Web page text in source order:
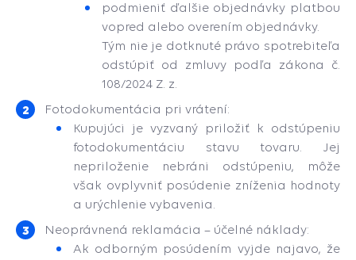
podmieniť ďalšie objednávky platbou
vopred alebo overením objednávky.
Tým nie je dotknuté právo spotrebiteľa
odstúpiť od zmluvy podľa zákona č.
108/2024 Z. z.
Fotodokumentácia pri vrátení:
Kupujúci je vyzvaný priložiť k odstúpeniu
fotodokumentáciu stavu tovaru. Jej
nepriloženie nebráni odstúpeniu, môže
však ovplyvniť posúdenie zníženia hodnoty
a urýchlenie vybavenia.
Neoprávnená reklamácia – účelné náklady:
Ak odborným posúdením vyjde najavo, že